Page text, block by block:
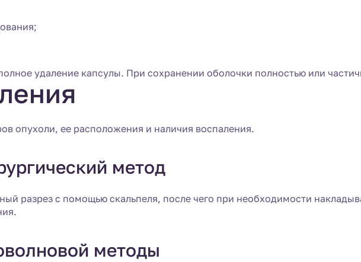
удаление капсулы. При сохранении оболочки полностью или
опухоли, ее расположения и наличия воспаления.
метод
разрез с помощью скальпеля, после чего при необходимости
методы